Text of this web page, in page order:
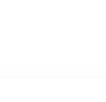
ritmo, o aluguel